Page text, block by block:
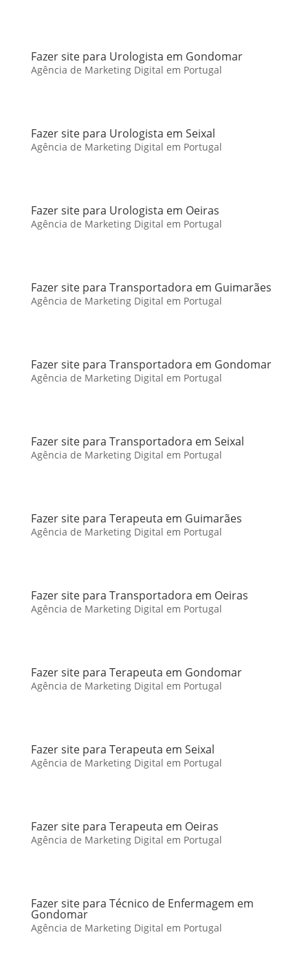
Fazer site para Urologista em Gondomar
Agência de Marketing Digital em Portugal
Fazer site para Urologista em Seixal
Agência de Marketing Digital em Portugal
Fazer site para Urologista em Oeiras
Agência de Marketing Digital em Portugal
Fazer site para Transportadora em Guimarães
Agência de Marketing Digital em Portugal
Fazer site para Transportadora em Gondomar
Agência de Marketing Digital em Portugal
Fazer site para Transportadora em Seixal
Agência de Marketing Digital em Portugal
Fazer site para Terapeuta em Guimarães
Agência de Marketing Digital em Portugal
Fazer site para Transportadora em Oeiras
Agência de Marketing Digital em Portugal
Fazer site para Terapeuta em Gondomar
Agência de Marketing Digital em Portugal
Fazer site para Terapeuta em Seixal
Agência de Marketing Digital em Portugal
Fazer site para Terapeuta em Oeiras
Agência de Marketing Digital em Portugal
Fazer site para Técnico de Enfermagem em
Gondomar
Agência de Marketing Digital em Portugal